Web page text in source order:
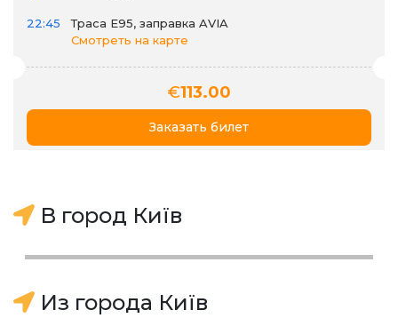
22:45
Траса E95, заправка AVIA
Смотреть на карте
€113.00
Заказать билет
В город Київ
Из города Київ